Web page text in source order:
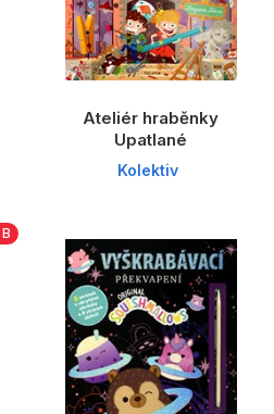
Ateliér hraběnky
Upatlané
Kolektiv
B